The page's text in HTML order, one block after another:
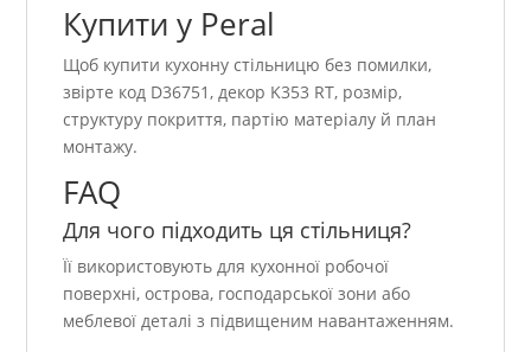
Купити у Peral
Щоб купити кухонну стільницю без помилки,
звірте код D36751, декор K353 RT, розмір,
структуру покриття, партію матеріалу й план
монтажу.
FAQ
Для чого підходить ця стільниця?
Її використовують для кухонної робочої
поверхні, острова, господарської зони або
меблевої деталі з підвищеним навантаженням.